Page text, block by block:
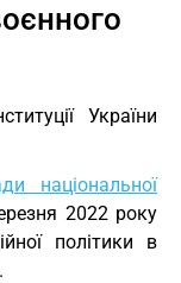
України
національної
2022 року
політики в